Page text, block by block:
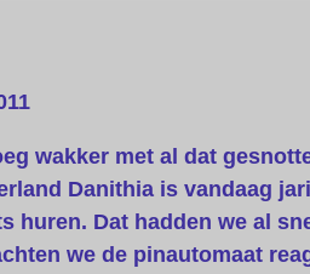
wakker met al dat
Danithia is vandaag
huren. Dat hadden we al
we de pinautomaat